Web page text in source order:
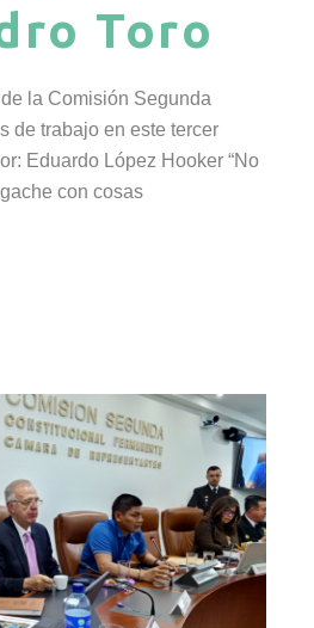
Toro
la Comisión Segunda
de trabajo en este tercer
Eduardo López Hooker “No
con cosas